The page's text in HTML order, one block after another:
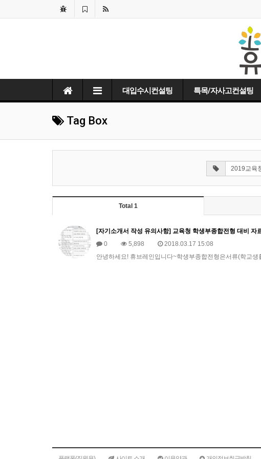
대입수시컨설팅 특목/자사고컨설팅
Tag Box
Total 1
[자기소개서 작성 유의사항] 교육청 학생부종합전형 대비 자
0
5,898
2018.03.17 15:08
안녕하세요! 휴브레인입니다~학생부종합전형은서류(학교